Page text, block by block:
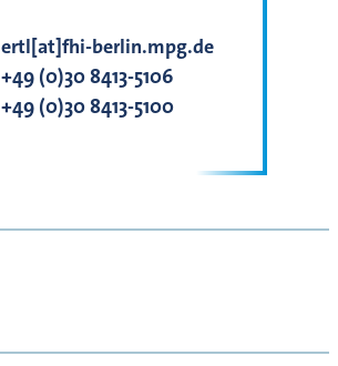
ertl[at]fhi-berlin.mpg.de
+49 (0)30 8413-5106
+49 (0)30 8413-5100